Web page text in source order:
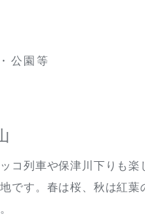
公園等
ッコ列車や保津川下りも楽
です。春は桜、秋は紅葉